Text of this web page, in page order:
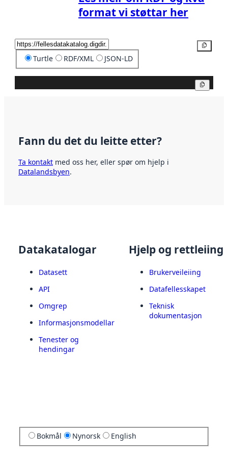
format vi støttar her
Turtle RDF/XML JSON-LD
Fann du det du leitte etter?
Ta kontakt med oss her, eller spør om hjelp i
Datalandsbyen.
Datakatalogar
Datasett
API
Omgrep
Informasjonsmodellar
Tenester og
hendingar
Hjelp og rettleiing
Brukerveileiing
Datafellesskapet
Teknisk
dokumentasjon
Bokmål Nynorsk English